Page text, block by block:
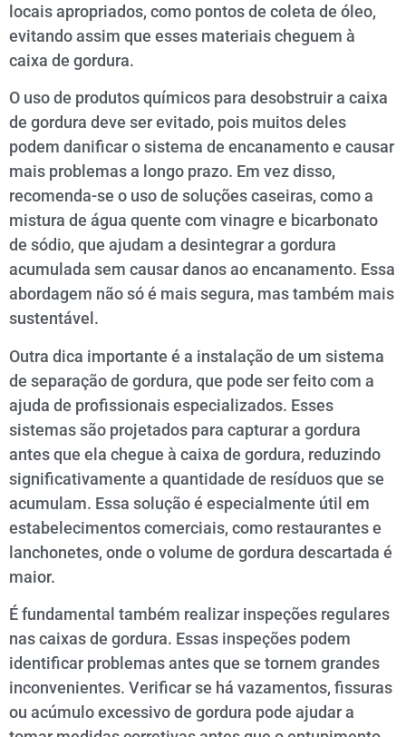
locais apropriados, como pontos de coleta de óleo,
evitando assim que esses materiais cheguem à
caixa de gordura.
O uso de produtos químicos para desobstruir a caixa
de gordura deve ser evitado, pois muitos deles
podem danificar o sistema de encanamento e causar
mais problemas a longo prazo. Em vez disso,
recomenda-se o uso de soluções caseiras, como a
mistura de água quente com vinagre e bicarbonato
de sódio, que ajudam a desintegrar a gordura
acumulada sem causar danos ao encanamento. Essa
abordagem não só é mais segura, mas também mais
sustentável.
Outra dica importante é a instalação de um sistema
de separação de gordura, que pode ser feito com a
ajuda de profissionais especializados. Esses
sistemas são projetados para capturar a gordura
antes que ela chegue à caixa de gordura, reduzindo
significativamente a quantidade de resíduos que se
acumulam. Essa solução é especialmente útil em
estabelecimentos comerciais, como restaurantes e
lanchonetes, onde o volume de gordura descartada é
maior.
É fundamental também realizar inspeções regulares
nas caixas de gordura. Essas inspeções podem
identificar problemas antes que se tornem grandes
inconvenientes. Verificar se há vazamentos, fissuras
ou acúmulo excessivo de gordura pode ajudar a